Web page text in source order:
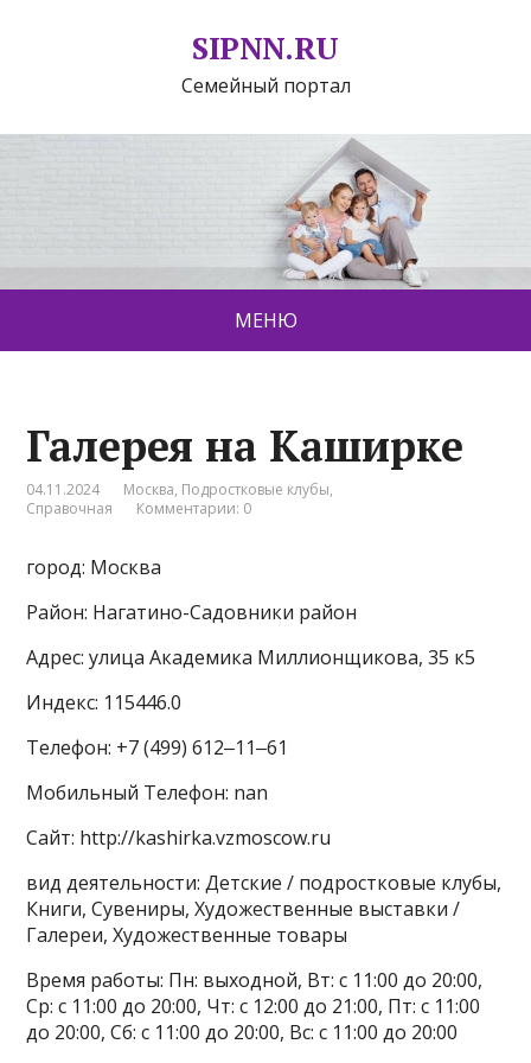
SIPNN.RU
Семейный портал
МЕНЮ
Галерея на Каширке
04.11.2024 Москва, Подростковые клубы,
Справочная
Комментарии: 0
город: Москва
Район: Нагатино-Садовники район
Адрес: улица Академика Миллионщикова, 35 к5
Индекс: 115446.0
Телефон: +7 (499) 612‒11‒61
Мобильный Телефон: nan
Сайт: http://kashirka.vzmoscow.ru
вид деятельности: Детские / подростковые клубы,
Книги, Сувениры, Художественные выставки /
Галереи, Художественные товары
Время работы: Пн: выходной, Вт: с 11:00 до 20:00,
Ср: с 11:00 до 20:00, Чт: с 12:00 до 21:00, Пт: с 11:00
до 20:00, Сб: с 11:00 до 20:00, Вс: с 11:00 до 20:00